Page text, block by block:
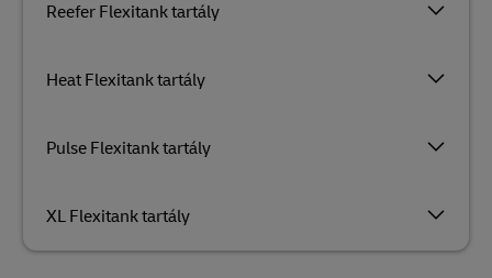
Reefer Flexitank tartály
Heat Flexitank tartály
Pulse Flexitank tartály
XL Flexitank tartály